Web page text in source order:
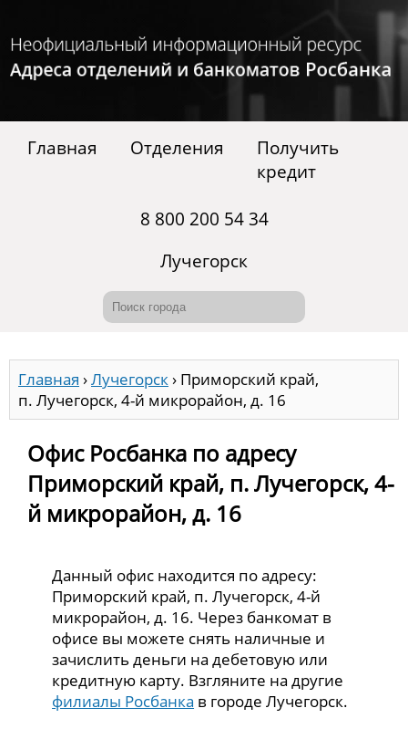
Главная Отделения
Получить
кредит
8 800 200 54 34
Лучегорск
Главная ›Лучегорск› Приморский край,
п. Лучегорск, 4-й микрорайон, д. 16
Офис Росбанка по адресу
Приморский край, п. Лучегорск, 4-
й микрорайон, д. 16
Данный офис находится по адресу:
Приморский край, п. Лучегорск, 4-й
микрорайон, д. 16. Через банкомат в
офисе вы можете снять наличные и
зачислить деньги на дебетовую или
кредитную карту. Взгляните на другие
филиалы Росбанка в городе Лучегорск.